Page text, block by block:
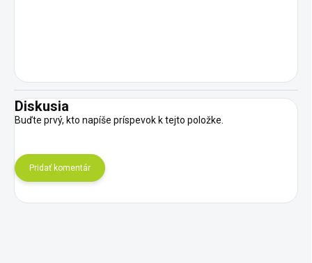
Diskusia
Buďte prvý, kto napíše príspevok k tejto položke.
Pridať komentár